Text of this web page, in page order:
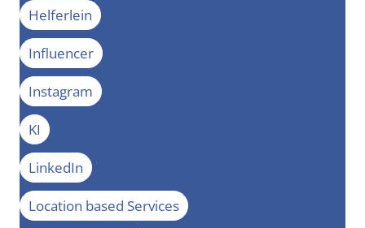
Helferlein
Influencer
Instagram
KI
LinkedIn
Location based Services